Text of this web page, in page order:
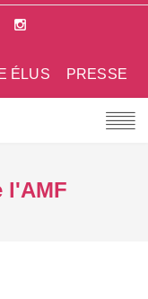
PRESSE
ÉLUS
l'AMF